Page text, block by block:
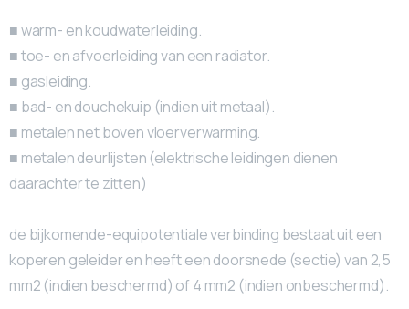
■ warm- en koudwaterleiding.
■ toe- en afvoerleiding van een radiator.
■ gasleiding.
■ bad- en douchekuip (indien uit metaal).
■ metalen net boven vloerverwarming.
■ metalen deurlijsten (elektrische leidingen dienen
daarachter te zitten)
de bijkomende-equipotentiale verbinding bestaat uit een
koperen geleider en heeft een doorsnede (sectie) van 2,5
mm2 (indien beschermd) of 4 mm2 (indien onbeschermd).